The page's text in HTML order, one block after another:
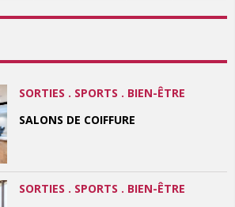
SORTIES . SPORTS . BIEN-ÊTRE
SALONS DE COIFFURE
SORTIES . SPORTS . BIEN-ÊTRE